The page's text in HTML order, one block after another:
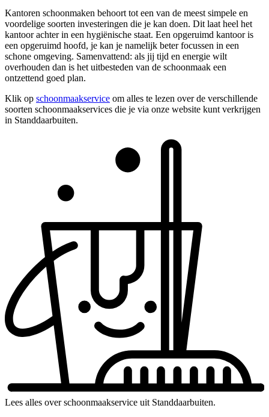
Kantoren schoonmaken behoort tot een van de meest simpele en
voordelige soorten investeringen die je kan doen. Dit laat heel het
kantoor achter in een hygiënische staat. Een opgeruimd kantoor is
een opgeruimd hoofd, je kan je namelijk beter focussen in een
schone omgeving. Samenvattend: als jij tijd en energie wilt
overhouden dan is het uitbesteden van de schoonmaak een
ontzettend goed plan.
Klik op schoonmaakservice om alles te lezen over de verschillende
soorten schoonmaakservices die je via onze website kunt verkrijgen
in Standdaarbuiten.
Lees alles over schoonmaakservice uit Standdaarbuiten.